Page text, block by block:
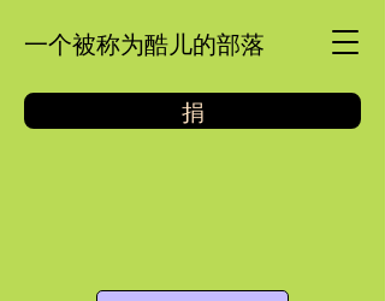
一个被称为酷儿的部落
捐